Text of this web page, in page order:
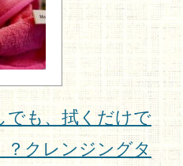
でも、拭くだけで
？クレンジングタ